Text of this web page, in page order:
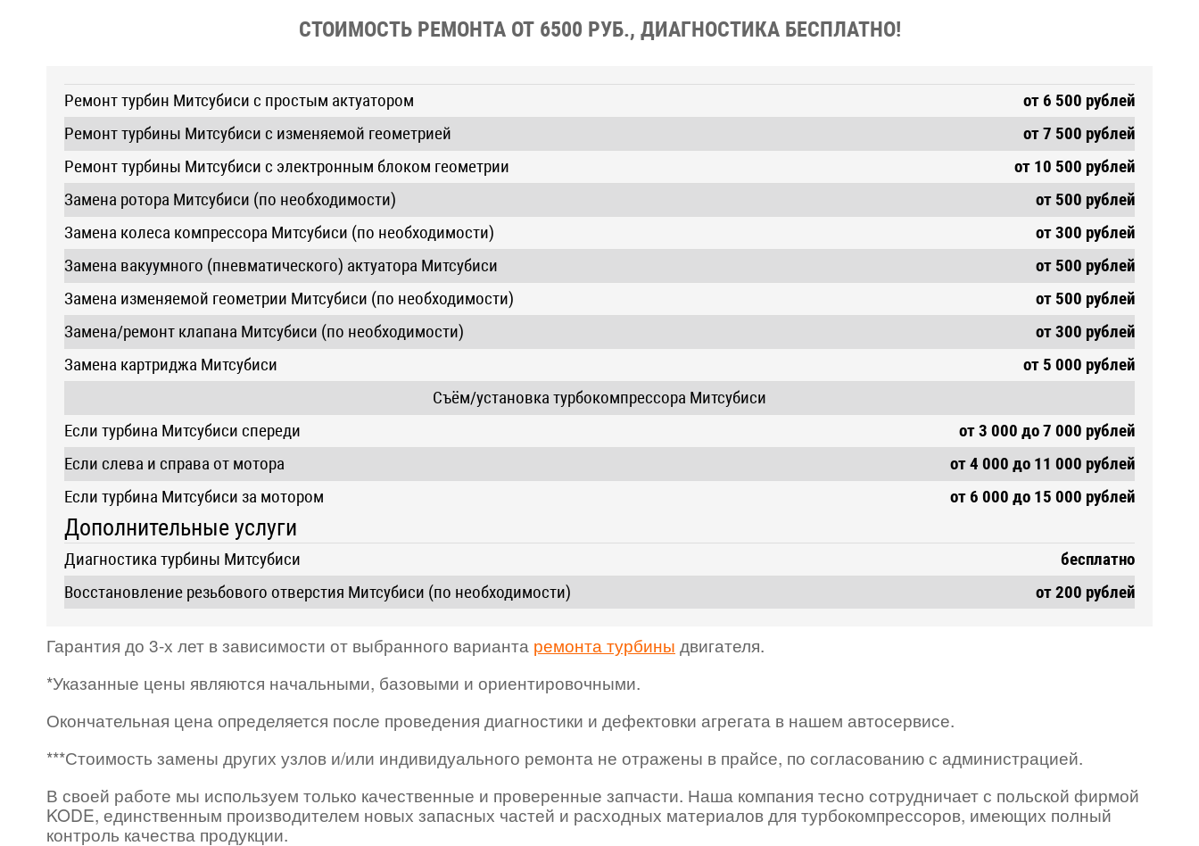
СТОИМОСТЬ РЕМОНТА ОТ 6500 РУБ., ДИАГНОСТИКА БЕСПЛАТНО!
Ремонт турбин Митсубиси с простым актуатором
от 6 500 рублей
Ремонт турбины Митсубиси с изменяемой геометрией
от 7 500 рублей
Ремонт турбины Митсубиси с электронным блоком геометрии
от 10 500 рублей
Замена ротора Митсубиси (по необходимости)
от 500 рублей
Замена колеса компрессора Митсубиси (по необходимости)
от 300 рублей
Замена вакуумного (пневматического) актуатора Митсубиси
от 500 рублей
Замена изменяемой геометрии Митсубиси (по необходимости)
от 500 рублей
Замена/ремонт клапана Митсубиси (по необходимости)
от 300 рублей
Замена картриджа Митсубиси
от 5 000 рублей
Съём/установка турбокомпрессора Митсубиси
Если турбина Митсубиси спереди
от 3 000 до 7 000 рублей
Если слева и справа от мотора
от 4 000 до 11 000 рублей
Если турбина Митсубиси за мотором
от 6 000 до 15 000 рублей
Дополнительные услуги
Диагностика турбины Митсубиси
бесплатно
Восстановление резьбового отверстия Митсубиси (по необходимости)
от 200 рублей
Гарантия до 3-х лет в зависимости от выбранного варианта ремонта турбины двигателя.
*Указанные цены являются начальными, базовыми и ориентировочными.
Окончательная цена определяется после проведения диагностики и дефектовки агрегата в нашем автосервисе.
***Стоимость замены других узлов и/или индивидуального ремонта не отражены в прайсе, по согласованию с администрацией.
В своей работе мы используем только качественные и проверенные запчасти. Наша компания тесно сотрудничает с польской фирмой
KODE, единственным производителем новых запасных частей и расходных материалов для турбокомпрессоров, имеющих полный
контроль качества продукции.